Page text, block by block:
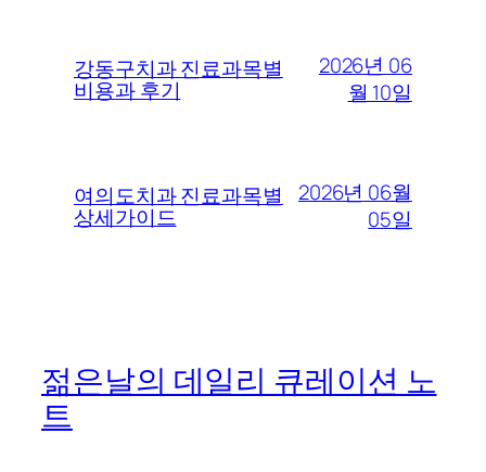
강동구치과 진료과목별
비용과 후기
2026년 06
월 10일
여의도치과 진료과목별
상세가이드
2026년 06월
05일
젊은날의 데일리 큐레이션 노
트